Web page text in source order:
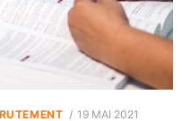
POSTED
19 MAI 2021